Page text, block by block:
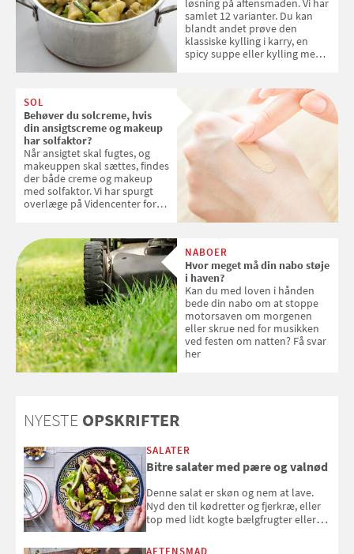
løsning på aftensmaden. Vi har
samlet 12 varianter. Du kan
blandt andet prøve den
klassiske kylling i karry, en
spicy suppe eller kylling med
SOL
Behøver du solcreme, hvis
din ansigtscreme og makeup
har solfaktor?
Når ansigtet skal fugtes, og
makeuppen skal sættes, findes
der både creme og makeup
med solfaktor. Vi har spurgt
overlæge på Videncenter for
med SPF kan erstatte
solcreme, når man bevæger
sig ud i solen
NABOER
Hvor meget må din nabo støje
i haven?
Kan du med loven i hånden
bede din nabo om at stoppe
motorsaven om morgenen
eller skrue ned for musikken
ved festen om natten? Få svar
her
NYESTE OPSKRIFTER
SALATER
Bitre salater med pære og valnød
Denne salat er skøn og nem at lave.
Nyd den til kødretter og fjerkræ, eller
top med lidt kogte bælgfrugter eller
selvstændigt måltid. Opskriften er fra